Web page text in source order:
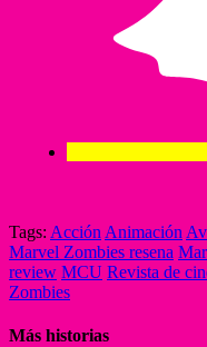
Tags: Acción Animación
Marvel Zombies resena
review MCU Revista de
Zombies
Más historias